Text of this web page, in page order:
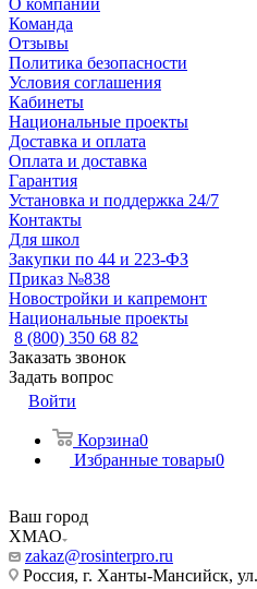
О компании
Команда
Отзывы
Политика безопасности
Условия соглашения
Кабинеты
Национальные проекты
Доставка и оплата
Оплата и доставка
Гарантия
Установка и поддержка 24/7
Контакты
Для школ
Закупки по 44 и 223-ФЗ
Приказ №838
Новостройки и капремонт
Национальные проекты
8 (800) 350 68 82
Заказать звонок
Задать вопрос
Войти
Корзина0
Избранные товары0
Ваш город
ХМАО
zakaz@rosinterpro.ru
Россия, г. Ханты-Мансийск,